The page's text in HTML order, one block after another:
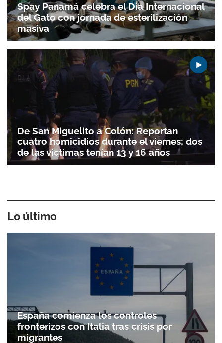
Spay Panamá celebra el Día Internacional
del Gato con jornada de esterilización
masiva
De San Miguelito a Colón: Reportan
cuatro homicidios durante el viernes; dos
de las víctimas tenían 13 y 16 años
Lo último
España comienza los controles
fronterizos con Italia tras crisis por
migrantes